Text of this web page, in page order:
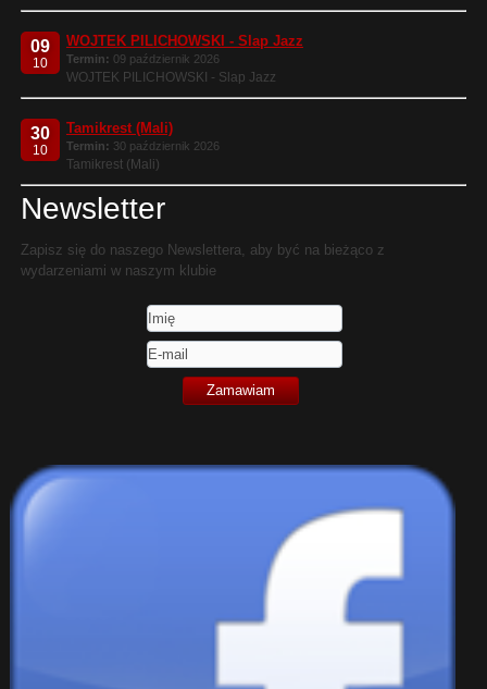
09
10
WOJTEK PILICHOWSKI - Slap Jazz
Termin: 09 październik 2026
WOJTEK PILICHOWSKI - Slap Jazz
30
10
Tamikrest (Mali)
Termin: 30 październik 2026
Tamikrest (Mali)
Newsletter
Zapisz się do naszego Newslettera, aby być na bieżąco z
wydarzeniami w naszym klubie